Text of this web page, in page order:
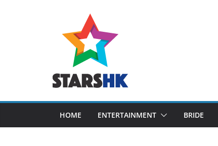
HOME ENTERTAINMENT BRIDE